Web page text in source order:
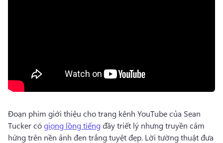
Đoạn phim giới thiệu cho trang kênh YouTube của Sean
Tucker có giọng lồng tiếng đầy triết lý nhưng truyền cảm
hứng trên nền ảnh đen trắng tuyệt đẹp. Lời tường thuật đưa